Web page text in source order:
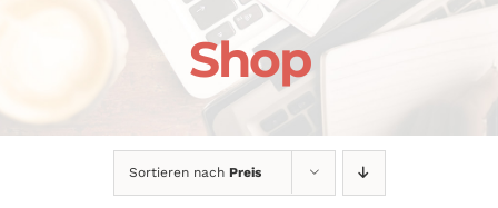
Shop
Sortieren nach Preis